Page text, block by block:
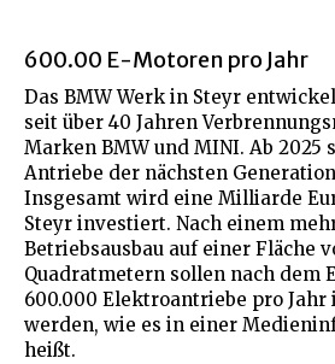
600.00 E-Motoren pro Jahr
Das BMW Werk in Steyr
seit über 40 Jahren
Marken BMW und MINI. Ab 2025
Antriebe der nächsten
Insgesamt wird eine Milliarde
Steyr investiert. Nach einem
Betriebsausbau auf einer Fläche
Quadratmetern sollen nach dem
600.000 Elektroantriebe pro
werden, wie es in einer
heißt.